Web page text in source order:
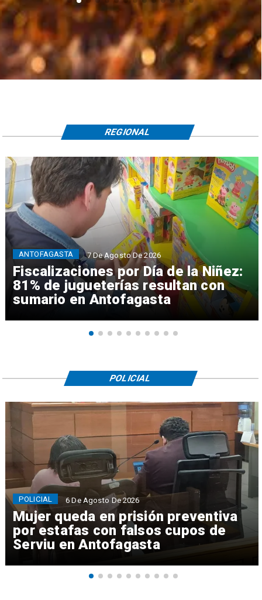
Fiscalizaciones por Día de la Niñez:
81% de jugueterías resultan con
sumario en Antofagasta
ANTOFAGASTA 7 De Agosto De 2026
REGIONAL
Mujer queda en prisión preventiva
por estafas con falsos cupos de
Serviu en Antofagasta
POLICIAL 6 De Agosto De 2026
POLICIAL